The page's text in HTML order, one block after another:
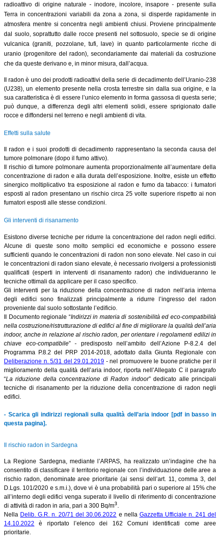
radioattivo di origine naturale - inodore, incolore, insapore - presente sulla
Terra in concentrazioni variabili da zona a zona, si disperde rapidamente in
atmosfera mentre si concentra negli ambienti chiusi. Proviene principalmente
dal suolo, soprattutto dalle rocce presenti nel sottosuolo, specie se di origine
vulcanica (graniti, pozzolane, tufi, lave) in quanto particolarmente ricche di
uranio (progenitore del radon), secondariamente dai materiali da costruzione
che da queste derivano e, in minor misura, dall’acqua.
Il radon è uno dei prodotti radioattivi della serie di decadimento dell’Uranio-238
(U238), un elemento presente nella crosta terrestre sin dalla sua origine, e la
sua caratteristica è di essere l’unico elemento in forma gassosa di questa serie;
può dunque, a differenza degli altri elementi solidi, essere sprigionato dalle
rocce e diffondersi nel terreno e negli ambienti di vita.
Effetti sulla salute
Il radon e i suoi prodotti di decadimento rappresentano la seconda causa del
tumore polmonare (dopo il fumo attivo).
Il rischio di tumore polmonare aumenta proporzionalmente all’aumentare della
concentrazione di radon e alla durata dell’esposizione. Inoltre, esiste un effetto
sinergico moltiplicativo tra esposizione al radon e fumo da tabacco: i fumatori
esposti al radon presentano un rischio circa 25 volte superiore rispetto ai non
fumatori esposti alle stesse condizioni.
Gli interventi di risanamento
Esistono diverse tecniche per ridurre la concentrazione del radon negli edifici.
Alcune di queste sono molto semplici ed economiche e possono essere
sufficienti quando le concentrazioni di radon non sono elevate. Nel caso in cui
le concentrazioni di radon siano elevate, è necessario rivolgersi a professionisti
qualificati (esperti in interventi di risanamento radon) che individueranno le
tecniche ottimali da applicare per il caso specifico.
Gli interventi per la riduzione della concentrazione di radon nell’aria interna
degli edifici sono finalizzati principalmente a ridurre l’ingresso del radon
proveniente dal suolo sottostante l’edificio.
Il Documento regionale “Indirizzi in materia di sostenibilità ed eco-compatibilità
nella costruzione/ristrutturazione di edifici al fine di migliorare la qualità dell’aria
indoor, anche in relazione al rischio radon, per orientare i regolamenti edilizi in
chiave eco-compatibile” - predisposto nell’ambito dell’Azione P-8.2.4 del
Programma P.8.2 del PRP 2014-2018, adottato dalla Giunta Regionale con
Deliberazione n. 5/31 del 29.01.2019 - nel promuovere le buone pratiche per il
miglioramento della qualità dell’aria indoor, riporta nell’Allegato C il paragrafo
“La riduzione della concentrazione di Radon indoor” dedicato alle principali
tecniche di risanamento per la riduzione della concentrazione di radon negli
edifici.
- Scarica gli indirizzi regionali sulla qualità dell’aria indoor [pdf in basso in
questa pagina].
Il rischio radon in Sardegna
La Regione Sardegna, mediante l’ARPAS, ha realizzato un’indagine che ha
consentito di classificare il territorio regionale con l’individuazione delle aree a
rischio radon, denominate aree prioritarie (ai sensi dell’art. 11, comma 3, del
D.Lgs. 101/2020 e s.m.i.), dove vi è una probabilità pari o superiore al 15% che
all’interno degli edifici venga superato il livello di riferimento di concentrazione
di attività di radon in aria, pari a 300 Bq/m3.
Nella Delib. G.R. n. 20/71 del 30.06.2022 e nella Gazzetta Ufficiale n. 241 del
14.10.2022 è riportato l’elenco dei 162 Comuni identificati come aree
prioritarie.